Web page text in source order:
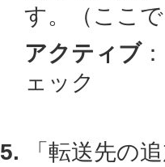
す。（ここ
アクティブ
ェック
5. 「転送先の